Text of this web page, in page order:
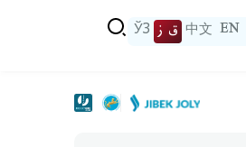
EN
中文 ق ز ЎЗ